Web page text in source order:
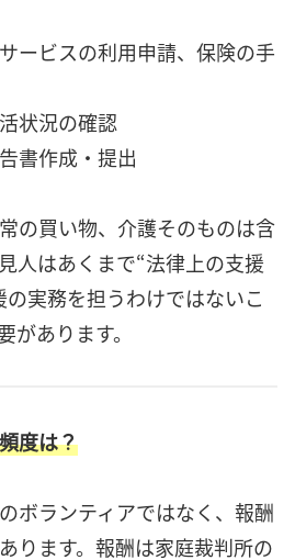
ービスの利用申請、保険の手
状況の確認
書作成・提出
の買い物、介護そのものは含
人はあくまで“法律上の支援
実務を担うわけではないこ
があります。
度は？
ボランティアではなく、報酬
ります。報酬は家庭裁判所の